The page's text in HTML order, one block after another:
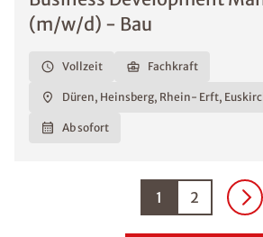
(m/w/d) - Bau
Vollzeit Fachkraft
Düren, Heinsberg, Rhein- Erft,
Ab sofort
1 2